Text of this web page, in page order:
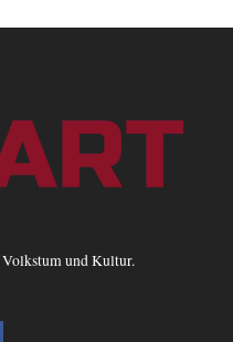
und Kultur.